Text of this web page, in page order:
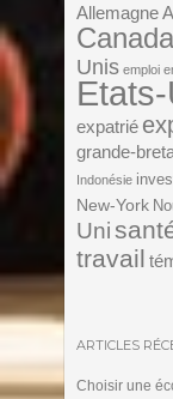
Allemagne
Canada
Unis emploi
expatrié
grande-
Indonésie
New-York
Uni
travail
ARTICLES
Choisir une